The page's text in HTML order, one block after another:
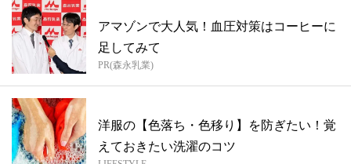
アマゾンで大人気！血圧対策はコーヒーに
足してみて
PR(森永乳業)
洋服の【色落ち・色移り】を防ぎたい！覚
えておきたい洗濯のコツ